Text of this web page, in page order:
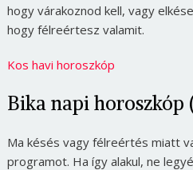
hogy várakoznod kell, vagy
hogy félreértesz valamit.
Kos havi horoszkóp
Bika napi horoszkóp
Ma késés vagy félreértés miatt
programot. Ha így alakul, ne